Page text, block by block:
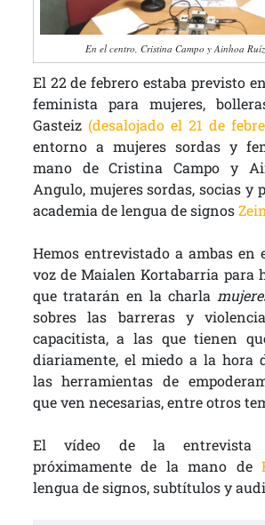
En el centro, Cristina Campo y Ainhoa
El 22 de febrero estaba previsto
feminista para mujeres,
Gasteiz (desalojado el 21 de
entorno a mujeres sordas y
mano de Cristina Campo y
Angulo, mujeres sordas, socias y
academia de lengua de signos
Hemos entrevistado a ambas en
voz de Maialen Kortabarria para
que tratarán en la charla
sobres las barreras y
capacitista, a las que tienen
diariamente, el miedo a la hora
las herramientas de
que ven necesarias, entre otros
El vídeo de la entrevista
próximamente de la mano de
lengua de signos, subtítulos y